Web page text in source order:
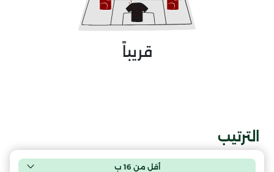
قريباً
الترتيب
أقل من 16 ب